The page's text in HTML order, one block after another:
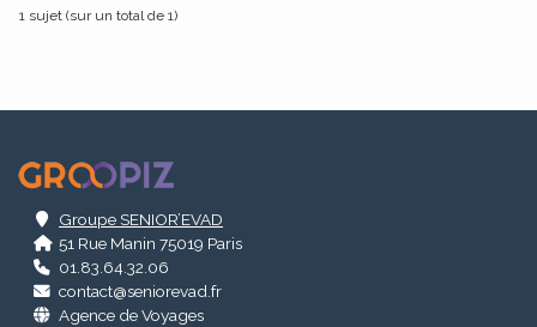
1 sujet (sur un total de 1)
Groupe SENIOR’EVAD
51 Rue Manin 75019 Paris
01.83.64.32.06
contact@seniorevad.fr
Agence de Voyages